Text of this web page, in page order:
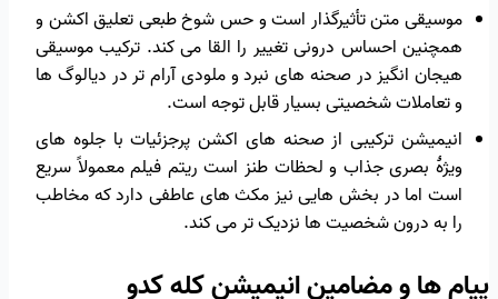
موسیقی متن تأثیرگذار است و حس شوخ طبعی تعلیق اکشن و
همچنین احساس درونی تغییر را القا می کند. ترکیب موسیقی
هیجان انگیز در صحنه های نبرد و ملودی آرام تر در دیالوگ ها
و تعاملات شخصیتی بسیار قابل توجه است.
انیمیشن ترکیبی از صحنه های اکشن پرجزئیات با جلوه های
ویژهٔ بصری جذاب و لحظات طنز است ریتم فیلم معمولاً سریع
است اما در بخش هایی نیز مکث های عاطفی دارد که مخاطب
را به درون شخصیت ها نزدیک تر می کند.
پیام ها و مضامین انیمیشن کله کدو